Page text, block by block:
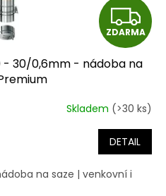
Z
D
A
R
M
A
ZDARMA
- 30/0,6mm - nádoba na
Skladem (>30 ks)
DETAIL
na saze | venkovní i